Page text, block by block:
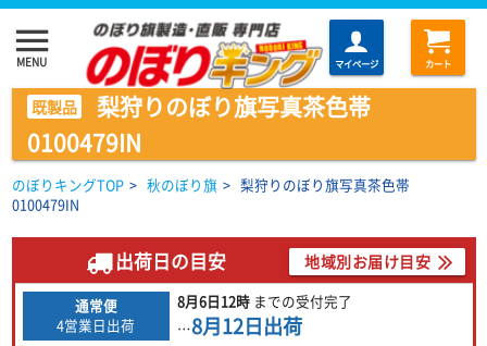
menu
MENU マイページ カート
既製品
梨狩りのぼり旗写真茶色帯
0100479IN
のぼりキングTOP > 秋のぼり旗 > 梨狩りのぼり旗写真茶色帯
0100479IN
出荷日の目安 地域別お届け目安
通常便
4営業日出荷
8月6日12時 までの受付完了
…8月12日出荷